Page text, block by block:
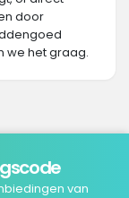
door
we het graag.
van